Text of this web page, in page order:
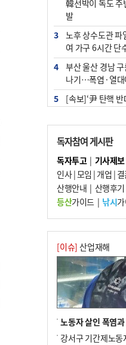
韓선박이 독도 주
발
3
노후 상수도관 파
여 가구 6시간 단
4
부산 울산 경남
나기…폭염·열대
5
[속보]‘尹 탄핵
군사기밀 유출자
7
부산 주유소 휘발
전주보다 3원 ↓
8
[속보] ‘심판 성접
과…“현재는 부적
10 "올해 코스피 사
전닉스 ETF 이후
독자참여 게시판
독자투고| 기사제보
인사|모임 | 개업 |
산행안내 | 산행후기
등산가이드| 낚시
[이슈] 산업재해